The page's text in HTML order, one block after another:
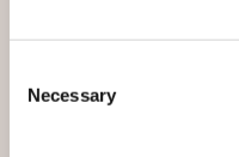
Selection
Necessary